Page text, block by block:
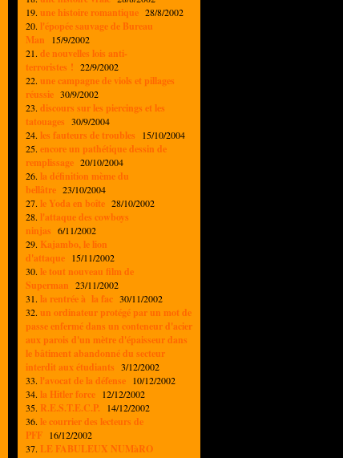
19. une histoire romantique 28/8/2002
20. l'épopée sauvage de Bureau
Man 15/9/2002
21. de nouvelles lois anti-
terroristes ! 22/9/2002
22. une campagne de viols et pillages
réussie 30/9/2002
23. discours sur les piercings et les
tatouages 30/9/2004
24. les fauteurs de troubles 15/10/2004
25. encore un pathétique dessin de
remplissage 20/10/2004
26. la définition mème du
bellâtre 23/10/2004
27. le Yoda en boîte 28/10/2002
28. l'attaque des cowboys
ninjas 6/11/2002
29. Kajambo, le lion
d'attaque 15/11/2002
30. le tout nouveau film de
Superman 23/11/2002
31. la rentrée à la fac 30/11/2002
32. un ordinateur protégé par un mot de
passe enfermé dans un conteneur d'acier
aux parois d'un mètre d'épaisseur dans
le bâtiment abandonné du secteur
interdit aux étudiants 3/12/2002
33. l'avocat de la défense 10/12/2002
34. la Hitler force 12/12/2002
35. R.E.S.T.E.C.P. 14/12/2002
36. le courrier des lecteurs de
PFF 16/12/2002
37. LE FABULEUX NUMàRO